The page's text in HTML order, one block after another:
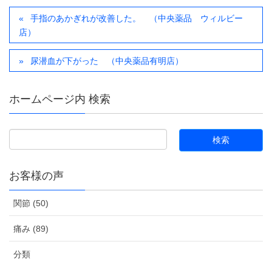
手指のあかぎれが改善した。 （中央薬品 ウィルビー
店）
尿潜血が下がった （中央薬品有明店）
ホームページ内 検索
お客様の声
関節 (50)
痛み (89)
分類